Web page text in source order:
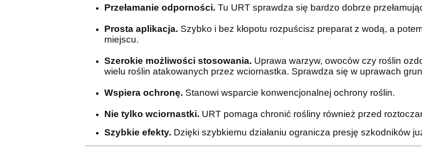
Przełamanie odporności. Tu URT sprawdza się bardzo dobrze
Prosta aplikacja. Szybko i bez kłopotu rozpuścisz preparat z wodą, a
miejscu.
Szerokie możliwości stosowania. Uprawa warzyw, owoców czy roślin
wielu roślin atakowanych przez wciornastka. Sprawdza się w uprawach
Wspiera ochronę. Stanowi wsparcie konwencjonalnej ochrony roślin.
Nie tylko wciornastki. URT pomaga chronić rośliny również przed
Szybkie efekty. Dzięki szybkiemu działaniu ogranicza presję szkodników